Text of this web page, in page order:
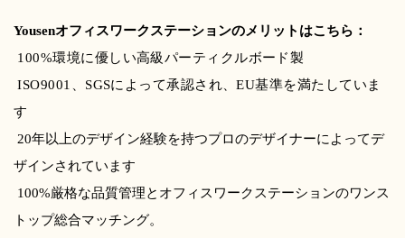
Yousenオフィスワークステーションのメリットはこちら：
100%環境に優しい高級パーティクルボード製
ISO9001、SGSによって承認され、EU基準を満たしていま
す
20年以上のデザイン経験を持つプロのデザイナーによってデ
ザインされています
100%厳格な品質管理とオフィスワークステーションのワンス
トップ総合マッチング。